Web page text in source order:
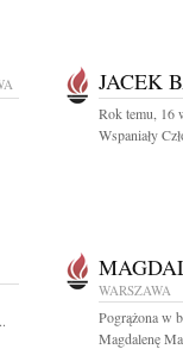
JACEK
Rok temu, 16
Wspaniały
WARSZAWA
Pogrążona w
Magdalenę